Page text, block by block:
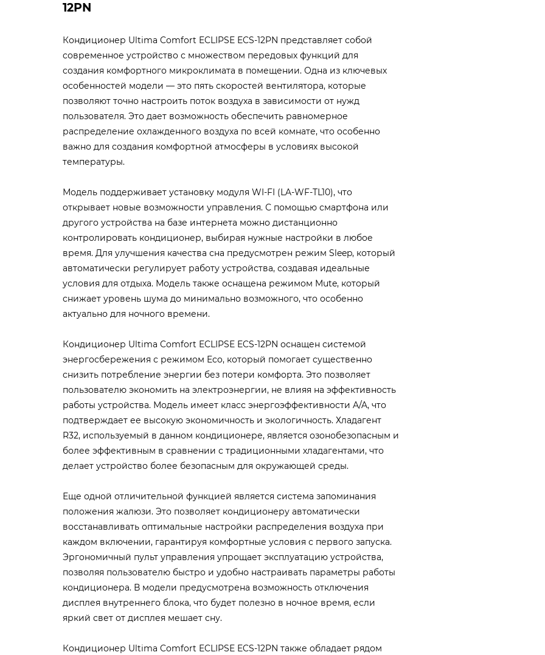
12PN
Кондиционер Ultima Comfort ECLIPSE ECS-12PN представляет собой
современное устройство с множеством передовых функций для
создания комфортного микроклимата в помещении. Одна из ключевых
особенностей модели — это пять скоростей вентилятора, которые
позволяют точно настроить поток воздуха в зависимости от нужд
пользователя. Это дает возможность обеспечить равномерное
распределение охлажденного воздуха по всей комнате, что особенно
важно для создания комфортной атмосферы в условиях высокой
температуры.
Модель поддерживает установку модуля WI-FI (LA-WF-TL10), что
открывает новые возможности управления. С помощью смартфона или
другого устройства на базе интернета можно дистанционно
контролировать кондиционер, выбирая нужные настройки в любое
время. Для улучшения качества сна предусмотрен режим Sleep, который
автоматически регулирует работу устройства, создавая идеальные
условия для отдыха. Модель также оснащена режимом Mute, который
снижает уровень шума до минимально возможного, что особенно
актуально для ночного времени.
Кондиционер Ultima Comfort ECLIPSE ECS-12PN оснащен системой
энергосбережения с режимом Eco, который помогает существенно
снизить потребление энергии без потери комфорта. Это позволяет
пользователю экономить на электроэнергии, не влияя на эффективность
работы устройства. Модель имеет класс энергоэффективности A/A, что
подтверждает ее высокую экономичность и экологичность. Хладагент
R32, используемый в данном кондиционере, является озонобезопасным и
более эффективным в сравнении с традиционными хладагентами, что
делает устройство более безопасным для окружающей среды.
Еще одной отличительной функцией является система запоминания
положения жалюзи. Это позволяет кондиционеру автоматически
восстанавливать оптимальные настройки распределения воздуха при
каждом включении, гарантируя комфортные условия с первого запуска.
Эргономичный пульт управления упрощает эксплуатацию устройства,
позволяя пользователю быстро и удобно настраивать параметры работы
кондиционера. В модели предусмотрена возможность отключения
дисплея внутреннего блока, что будет полезно в ночное время, если
яркий свет от дисплея мешает сну.
Кондиционер Ultima Comfort ECLIPSE ECS-12PN также обладает рядом